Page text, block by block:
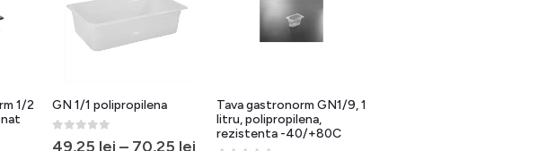
1/2
GN 1/1 polipropilena
49,25 lei – 70,25 lei
Tava gastronorm GN1/9, 1
litru, polipropilena,
rezistenta -40/+80C